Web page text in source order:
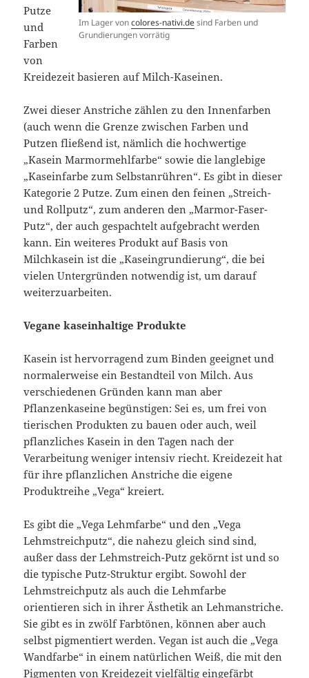
Im Lager voncolores-nativi.desind Farben und
Grundierungen vorrätig
Putze
und
Farben
von
Kreidezeit basieren auf Milch-Kaseinen.
Zwei dieser Anstriche zählen zu den Innenfarben
(auch wenn die Grenze zwischen Farben und
Putzen fließend ist, nämlich die hochwertige
„Kasein Marmormehlfarbe“ sowie die langlebige
„Kaseinfarbe zum Selbstanrühren“. Es gibt in dieser
Kategorie 2 Putze. Zum einen den feinen „Streich-
und Rollputz“, zum anderen den „Marmor-Faser-
Putz“, der auch gespachtelt aufgebracht werden
kann. Ein weiteres Produkt auf Basis von
Milchkasein ist die „Kaseingrundierung“, die bei
vielen Untergründen notwendig ist, um darauf
weiterzuarbeiten.
Vegane kaseinhaltige Produkte
Kasein ist hervorragend zum Binden geeignet und
normalerweise ein Bestandteil von Milch. Aus
verschiedenen Gründen kann man aber
Pflanzenkaseine begünstigen: Sei es, um frei von
tierischen Produkten zu bauen oder auch, weil
pflanzliches Kasein in den Tagen nach der
Verarbeitung weniger intensiv riecht. Kreidezeit hat
für ihre pflanzlichen Anstriche die eigene
Produktreihe „Vega“ kreiert.
Es gibt die „Vega Lehmfarbe“ und den „Vega
Lehmstreichputz“, die nahezu gleich sind sind,
außer dass der Lehmstreich-Putz gekörnt ist und so
die typische Putz-Struktur ergibt. Sowohl der
Lehmstreichputz als auch die Lehmfarbe
orientieren sich in ihrer Ästhetik an Lehmanstriche.
Sie gibt es in zwölf Farbtönen, können aber auch
selbst pigmentiert werden. Vegan ist auch die „Vega
Wandfarbe“ in einem natürlichen Weiß, die mit den
Pigmenten von Kreidezeit vielfältig eingefärbt